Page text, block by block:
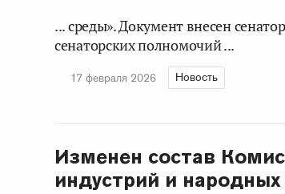
... среды». Документ внесен
сенаторских полномочий ...
17 февраля 2026 Новость
Изменен состав
индустрий и